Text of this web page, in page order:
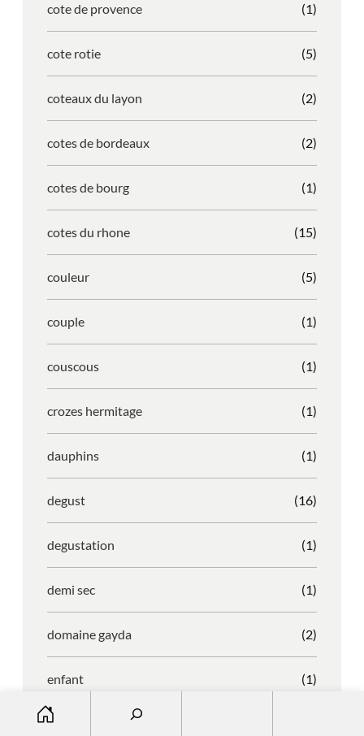
cote de provence (1)
cote rotie (5)
coteaux du layon (2)
cotes de bordeaux (2)
cotes de bourg (1)
cotes du rhone (15)
couleur (5)
couple (1)
couscous (1)
crozes hermitage (1)
dauphins (1)
degust (16)
degustation (1)
demi sec (1)
domaine gayda (2)
enfant (1)
entreprise